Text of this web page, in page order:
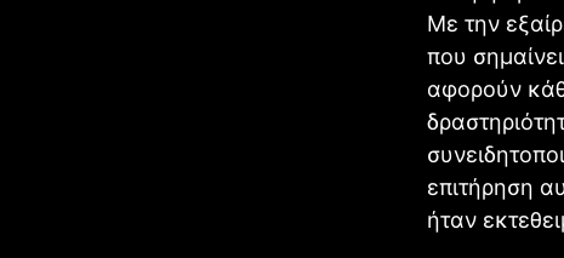
Με την
που
αφορούν
επιτήρηση
ήταν